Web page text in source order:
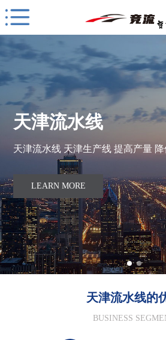
天津流水线
天津流水线 天津生产线 提高产量
LEARN MORE
天津流水线的
BUSINESS